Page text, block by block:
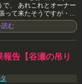
で、 あれこれとオーナー
って来たそうですが・...
む
告【谷瀬の吊り